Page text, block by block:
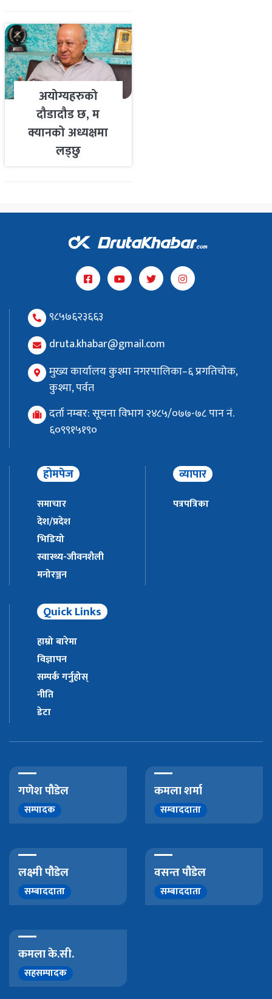
अयोग्यहरुको
दौडादौड छ, म
क्यानको अध्यक्षमा
लड्छु
९८५७६२३६६३
druta.khabar@gmail.com
मुख्य कार्यालय कुश्मा नगरपालिका–६ प्रगतिचोक,
कुश्मा, पर्वत
दर्ता नम्बर: सूचना विभाग २४८५/०७७-७८ पान नं.
६०९९१५१९०
होमपेज
समाचार
देश/प्रदेश
भिडियो
स्वास्थ्य-जीवनशैली
मनोरञ्जन
व्यापार
पत्रपत्रिका
Quick Links
हाम्रो बारेमा
विज्ञापन
सम्पर्क गर्नुहोस्
नीति
डेटा
गणेश पौडेल
सम्पादक
कमला शर्मा
सम्वाददाता
लक्ष्मी पौडेल
सम्बाददाता
वसन्त पौडेल
सम्बाददाता
कमला के.सी.
सहसम्पादक